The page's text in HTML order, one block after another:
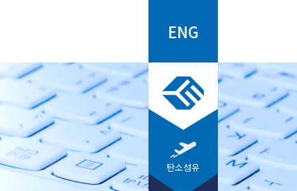
ENG
탄소섬유